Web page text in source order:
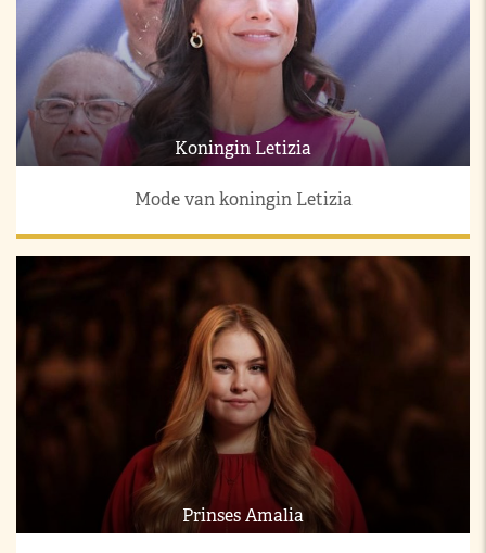
Koningin Letizia
Mode van koningin Letizia
Prinses Amalia